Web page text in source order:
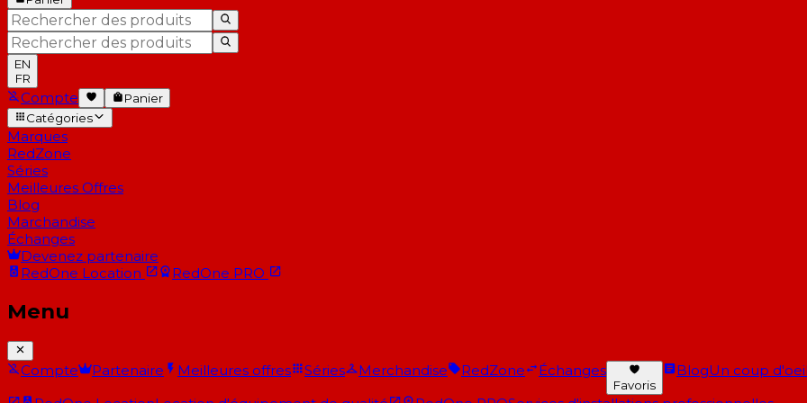
EN
FR
Compte
Panier
Catégories
Marques
RedZone
Séries
Meilleures Offres
Blog
Marchandise
Échanges
Devenez partenaire
RedOne Location RedOne PRO
Menu
Compte Partenaire Meilleures offres Séries Merchandise RedZone Échanges
Favoris
BlogUn coup